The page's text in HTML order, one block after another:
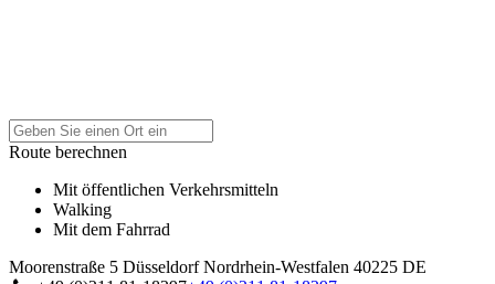
Route berechnen
Mit öffentlichen Verkehrsmitteln
Walking
Mit dem Fahrrad
Moorenstraße 5 Düsseldorf Nordrhein-Westfalen 40225 DE